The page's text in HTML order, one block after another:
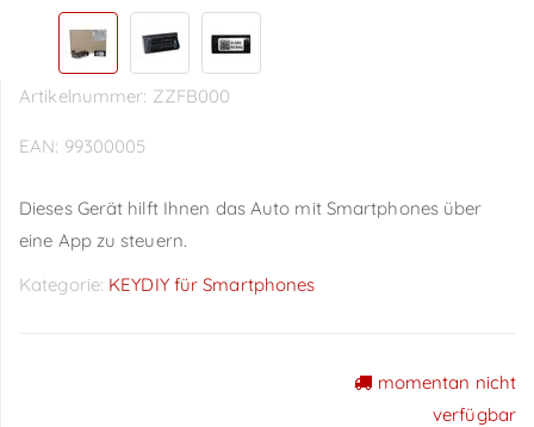
Artikelnummer: ZZFB000
EAN: 99300005
Dieses Gerät hilft Ihnen das Auto mit Smartphones über
eine App zu steuern.
Kategorie: KEYDIY für Smartphones
momentan nicht
verfügbar